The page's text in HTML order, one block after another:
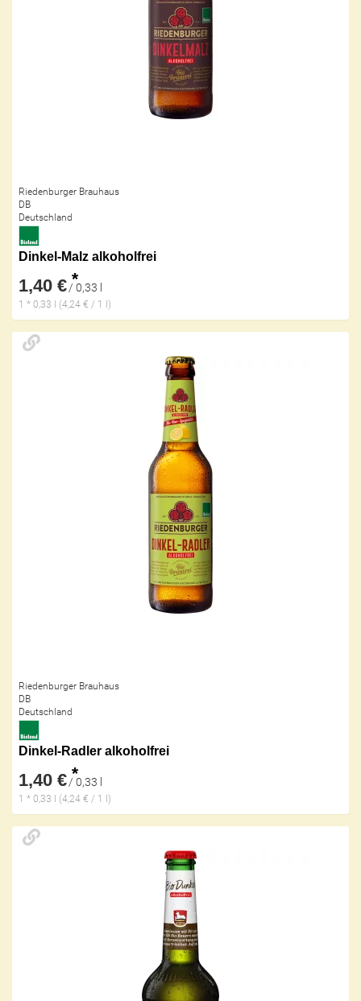
Riedenburger Brauhaus
DB
Deutschland
Dinkel-Malz alkoholfrei
1,40 € *
/ 0,33 l
1 * 0,33 l (4,24 € / 1 l)
Riedenburger Brauhaus
DB
Deutschland
Dinkel-Radler alkoholfrei
1,40 € *
/ 0,33 l
1 * 0,33 l (4,24 € / 1 l)